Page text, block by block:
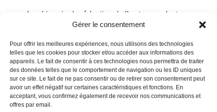
Gérer le consentement
Pour offrir les meilleures expériences, nous utilisons des technologies
telles que les cookies pour stocker et/ou accéder aux informations des
appareils. Le fait de consentir à ces technologies nous permettra de traiter
des données telles que le comportement de navigation ou les ID uniques
sur ce site. Le fait de ne pas consentir ou de retirer son consentement peut
avoir un effet négatif sur certaines caractéristiques et fonctions. En
acceptant, vous confirmez également de recevoir nos communications et
offres par email.
La chirurgie de réduction de l’ estomac n’est pas
pratiquée sur les personnes en dessous du poids
Fumer est une habitude qu’il faut arrêter avant
unechirurgie gastrique. Les personnes qui décident
de subir une chirurgie de réduction de l’estomac
doivent arrêter de fumer au moins 2 mois avant la
chirurgie. Les personnes qui fument ne subissent
pas de chirurgie de la sleeve